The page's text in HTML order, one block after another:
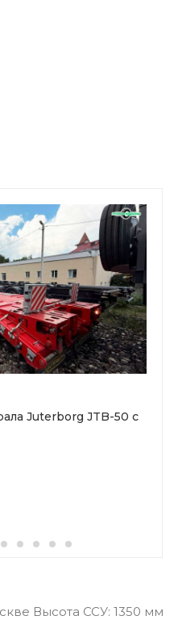
Juterborg JTB-50 с
Высота ССУ: 1350 мм